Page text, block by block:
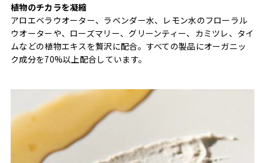
植物のチカラを凝縮
アロエベラウオーター、ラベンダー水、レモン水のフローラル
ウオーターや、ローズマリー、グリーンティー、カミツレ、タイ
ムなどの植物エキスを贅沢に配合。すべての製品にオーガニッ
ク成分を70%以上配合しています。